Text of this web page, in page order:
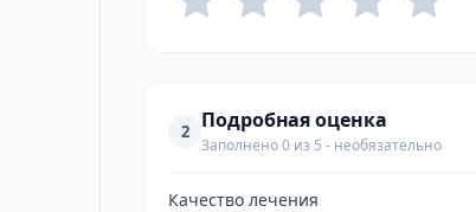
2 Подробная оценка
Заполнено 0 из 5 - необязательно
Качество лечения